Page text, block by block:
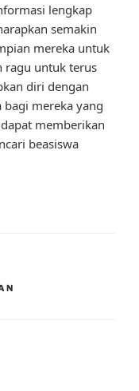
lengkap
semakin
mereka untuk
ragu untuk terus
diri dengan
bagi mereka yang
memberikan
beasiswa